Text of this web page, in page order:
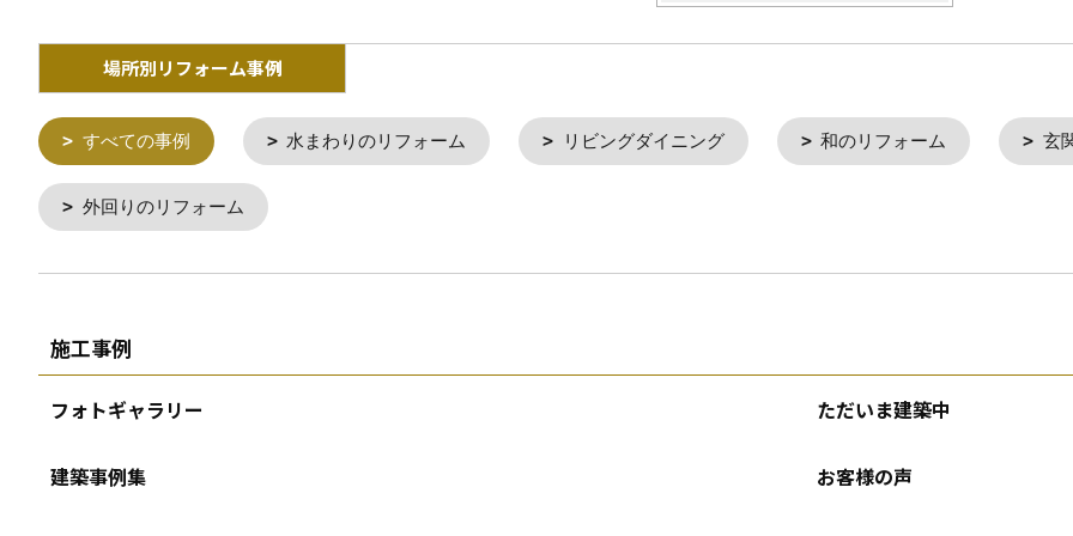
場所別リフォーム事例
すべての事例 水まわりのリフォーム リビングダイニング 和のリフォーム 玄
外回りのリフォーム
施工事例
フォトギャラリー ただいま建築中
建築事例集 お客様の声